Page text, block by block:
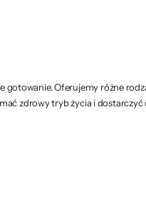
Oferujemy różne
zdrowy tryb życia i